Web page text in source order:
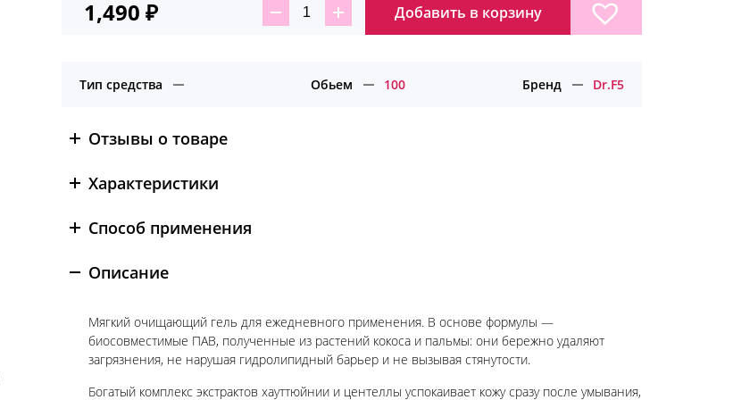
1,490₽
Количество
очищающий
Добавить в корзину
Тип средства Обьем 100 Бренд Dr.F5
Отзывы о товаре
Характеристики
Способ применения
Описание
Мягкий очищающий гель для ежедневного применения. В основе формулы —
биосовместимые ПАВ, полученные из растений кокоса и пальмы: они бережно удаляют
загрязнения, не нарушая гидролипидный барьер и не вызывая стянутости.
Богатый комплекс экстрактов хауттюйнии и центеллы успокаивает кожу сразу после умывания,